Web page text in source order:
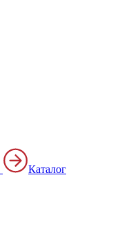
Каталог